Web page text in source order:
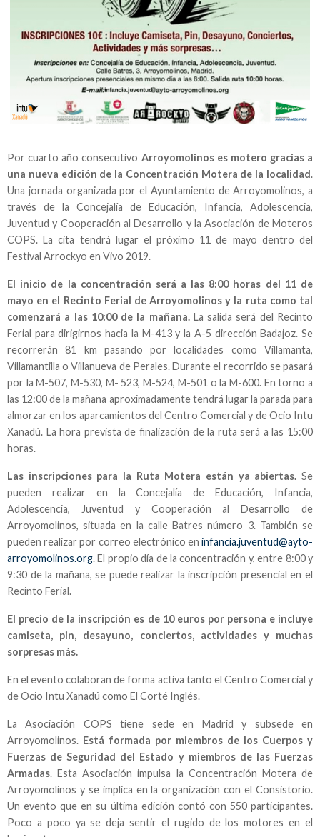
Por cuarto año consecutivo Arroyomolinos es motero gracias a
una nueva edición de la Concentración Motera de la localidad.
Una jornada organizada por el Ayuntamiento de Arroyomolinos, a
través de la Concejalía de Educación, Infancia, Adolescencia,
Juventud y Cooperación al Desarrollo y la Asociación de Moteros
COPS. La cita tendrá lugar el próximo 11 de mayo dentro del
Festival Arrockyo en Vivo 2019.
El inicio de la concentración será a las 8:00 horas del 11 de
mayo en el Recinto Ferial de Arroyomolinos y la ruta como tal
comenzará a las 10:00 de la mañana.La salida será del Recinto
Ferial para dirigirnos hacia la M-413 y la A-5 dirección Badajoz. Se
recorrerán 81 km pasando por localidades como Villamanta,
Villamantilla o Villanueva de Perales. Durante el recorrido se pasará
por la M-507, M-530, M- 523, M-524, M-501 o la M-600. En torno a
las 12:00 de la mañana aproximadamente tendrá lugar la parada para
almorzar en los aparcamientos del Centro Comercial y de Ocio Intu
Xanadú. La hora prevista de finalización de la ruta será a las 15:00
horas.
Las inscripciones para la Ruta Motera están ya abiertas. Se
pueden realizar en la Concejalía de Educación, Infancia,
Adolescencia, Juventud y Cooperación al Desarrollo de
Arroyomolinos, situada en la calle Batres número 3. También se
pueden realizar por correo electrónico en infancia.juventud@ayto-
arroyomolinos.org. El propio día de la concentración y, entre 8:00 y
9:30 de la mañana, se puede realizar la inscripción presencial en el
Recinto Ferial.
El precio de la inscripción es de 10 euros por persona e incluye
camiseta, pin, desayuno, conciertos, actividades y muchas
sorpresas más.
En el evento colaboran de forma activa tanto el Centro Comercial y
de Ocio Intu Xanadú como El Corté Inglés.
La Asociación COPS tiene sede en Madrid y subsede en
Arroyomolinos. Está formada por miembros de los Cuerpos y
Fuerzas de Seguridad del Estado y miembros de las Fuerzas
Armadas. Esta Asociación impulsa la Concentración Motera de
Arroyomolinos y se implica en la organización con el Consistorio.
Un evento que en su última edición contó con 550 participantes.
Poco a poco ya se deja sentir el rugido de los motores en el